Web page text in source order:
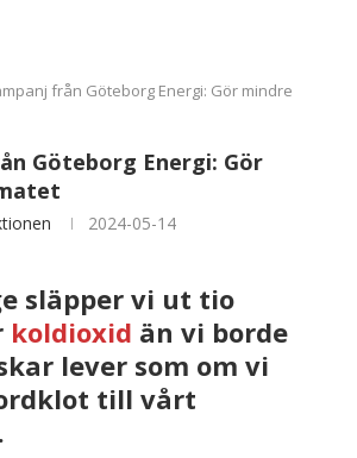
från Göteborg Energi: Gör mindre
Göteborg Energi: Gör
2024-05-14
släpper vi ut tio
koldioxid än vi borde
lever som om vi
till vårt